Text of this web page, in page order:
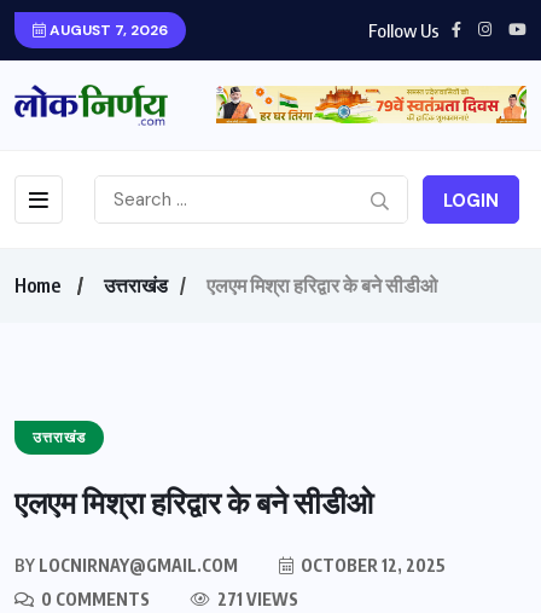
AUGUST 7, 2026 Follow Us
LOGIN
Home उत्तराखंड एलएम मिश्रा हरिद्वार के बने सीडीओ
उत्तराखंड
एलएम मिश्रा हरिद्वार के बने सीडीओ
BY LOCNIRNAY@GMAIL.COM
OCTOBER 12, 2025
0 COMMENTS
271 VIEWS